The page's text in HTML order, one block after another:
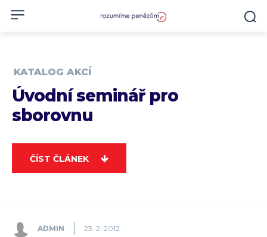
KATALOG AKCÍ
Úvodní seminář pro
sborovnu
ČÍST ČLÁNEK
ADMIN 23. 2. 2012